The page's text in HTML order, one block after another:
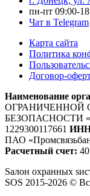
пн-пт 09:00-
Чат в Telegram
Карта сайта
Политика
Договор-
Наименование
ОГРАНИЧЕННОЙ
БЕЗОПАСНОСТИ
1229300117661
ПАО
Расчетный счет:
Sалон охранных s
SOS 2015-2026 ©